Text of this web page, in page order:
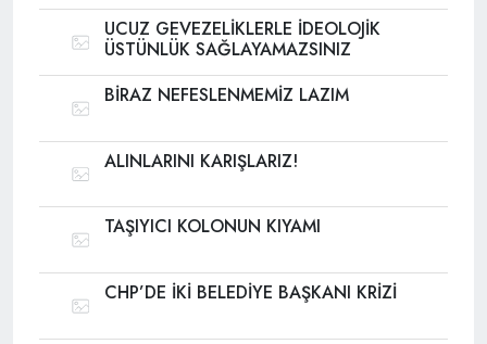
UCUZ GEVEZELİKLERLE İDEOLOJİK
ÜSTÜNLÜK SAĞLAYAMAZSINIZ
BİRAZ NEFESLENMEMİZ LAZIM
ALINLARINI KARIŞLARIZ!
TAŞIYICI KOLONUN KIYAMI
CHP’DE İKİ BELEDİYE BAŞKANI KRİZİ